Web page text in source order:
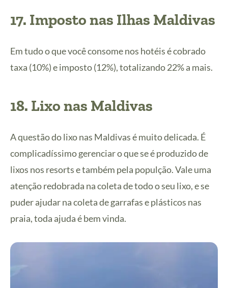
17. Imposto nas Ilhas Maldivas
Em tudo o que você consome nos hotéis é cobrado
taxa (10%) e imposto (12%), totalizando 22% a mais.
18. Lixo nas Maldivas
A questão do lixo nas Maldivas é muito delicada. É
complicadíssimo gerenciar o que se é produzido de
lixos nos resorts e também pela populção. Vale uma
atenção redobrada na coleta de todo o seu lixo, e se
puder ajudar na coleta de garrafas e plásticos nas
praia, toda ajuda é bem vinda.